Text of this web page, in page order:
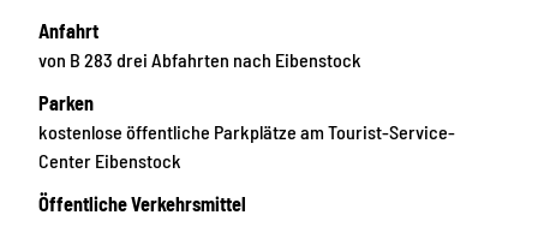
Anfahrt
von B 283 drei Abfahrten nach Eibenstock
Parken
kostenlose öffentliche Parkplätze am Tourist-Service-
Center Eibenstock
Öffentliche Verkehrsmittel